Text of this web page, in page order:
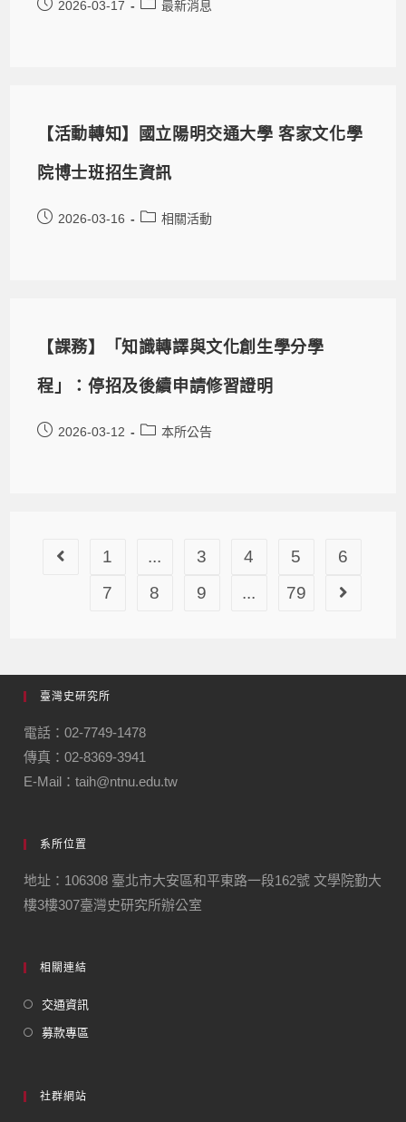
2026-03-17 最新消息
【活動轉知】國立陽明交通大學 客家文化學
院博士班招生資訊
2026-03-16 相關活動
【課務】「知識轉譯與文化創生學分學
程」：停招及後續申請修習證明
2026-03-12 本所公告
1 ... 3 4 5
6
7
8 9 ... 79
臺灣史研究所
電話：02-7749-1478
傳真：02-8369-3941
E-Mail：taih@ntnu.edu.tw
系所位置
地址：106308 臺北市大安區和平東路一段162號 文學院勤大
樓3樓307臺灣史研究所辦公室
相關連結
交通資訊
募款專區
社群網站